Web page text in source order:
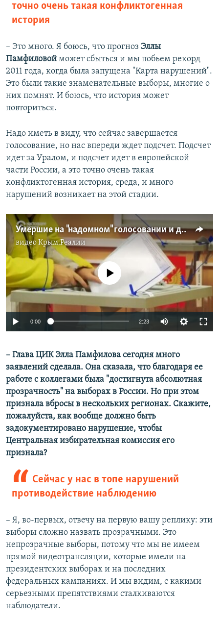
точно очень такая конфликтогенная
история
– Это много. Я боюсь, что прогноз Эллы
Памфиловой может сбыться и мы побьем рекорд
2011 года, когда была запущена "Карта нарушений".
Это были такие знаменательные выборы, многие о
них помнят. И боюсь, что история может
повториться.
Надо иметь в виду, что сейчас завершается
голосование, но нас впереди ждет подсчет. Подсчет
идет за Уралом, и подсчет идет в европейской
части России, а это точно очень такая
конфликтогенная история, среда, и много
нарушений возникает на этой стадии.
Умершие на "надомном" голосовании и другие громкие нарушения на выборах в Госдуму
видеоКрым.Реалии
No media source currently available
0:00 2:23
– Глава ЦИК Элла Памфилова сегодня много
заявлений сделала. Она сказала, что благодаря ее
работе с коллегами была "достигнута абсолютная
прозрачность" на выборах в России. Но при этом
признала вбросы в нескольких регионах. Скажите,
пожалуйста, как вообще должно быть
задокументировано нарушение, чтобы
Центральная избирательная комиссия его
признала?
Сейчас у нас в топе нарушений
противодействие наблюдению
– Я, во-первых, отвечу на первую вашу реплику: эти
выборы сложно назвать прозрачными. Это
непрозрачные выборы, потому что мы не имеем
прямой видеотрансляции, которые имели на
президентских выборах и на последних
федеральных кампаниях. И мы видим, с какими
серьезными препятствиями сталкиваются
наблюдатели.